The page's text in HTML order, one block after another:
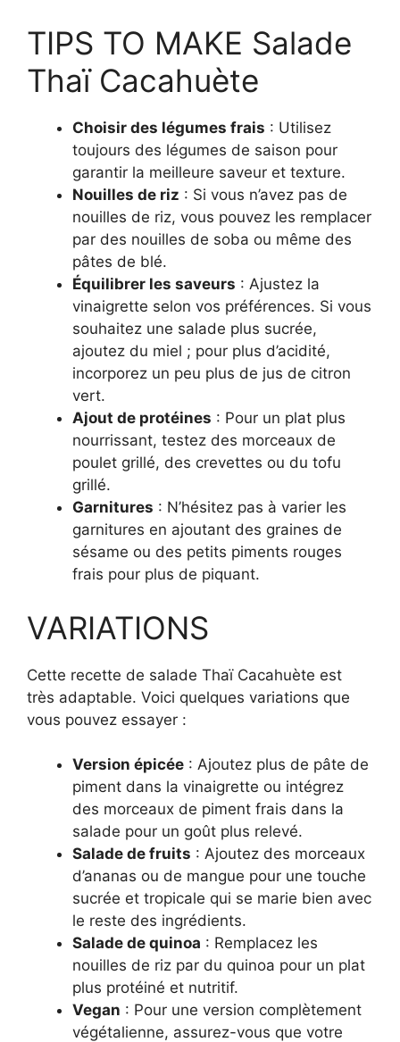
TIPS TO MAKE Salade
Thaï Cacahuète
Choisir des légumes frais : Utilisez
toujours des légumes de saison pour
garantir la meilleure saveur et texture.
Nouilles de riz : Si vous n’avez pas de
nouilles de riz, vous pouvez les remplacer
par des nouilles de soba ou même des
pâtes de blé.
Équilibrer les saveurs : Ajustez la
vinaigrette selon vos préférences. Si vous
souhaitez une salade plus sucrée,
ajoutez du miel ; pour plus d’acidité,
incorporez un peu plus de jus de citron
vert.
Ajout de protéines : Pour un plat plus
nourrissant, testez des morceaux de
poulet grillé, des crevettes ou du tofu
grillé.
Garnitures : N’hésitez pas à varier les
garnitures en ajoutant des graines de
sésame ou des petits piments rouges
frais pour plus de piquant.
VARIATIONS
Cette recette de salade Thaï Cacahuète est
très adaptable. Voici quelques variations que
vous pouvez essayer :
Version épicée : Ajoutez plus de pâte de
piment dans la vinaigrette ou intégrez
des morceaux de piment frais dans la
salade pour un goût plus relevé.
Salade de fruits : Ajoutez des morceaux
d’ananas ou de mangue pour une touche
sucrée et tropicale qui se marie bien avec
le reste des ingrédients.
Salade de quinoa : Remplacez les
nouilles de riz par du quinoa pour un plat
plus protéiné et nutritif.
Vegan : Pour une version complètement
végétalienne, assurez-vous que votre